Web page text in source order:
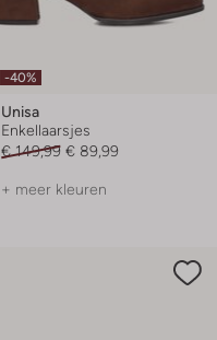
-40%
Unisa
Enkellaarsjes
€ 149,99 € 89,99
+ meer kleuren